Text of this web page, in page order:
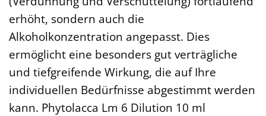
erhöht, sondern auch die
Alkoholkonzentration angepasst. Dies
ermöglicht eine besonders gut verträgliche
und tiefgreifende Wirkung, die auf Ihre
individuellen Bedürfnisse abgestimmt werden
kann. Phytolacca Lm 6 Dilution 10 ml